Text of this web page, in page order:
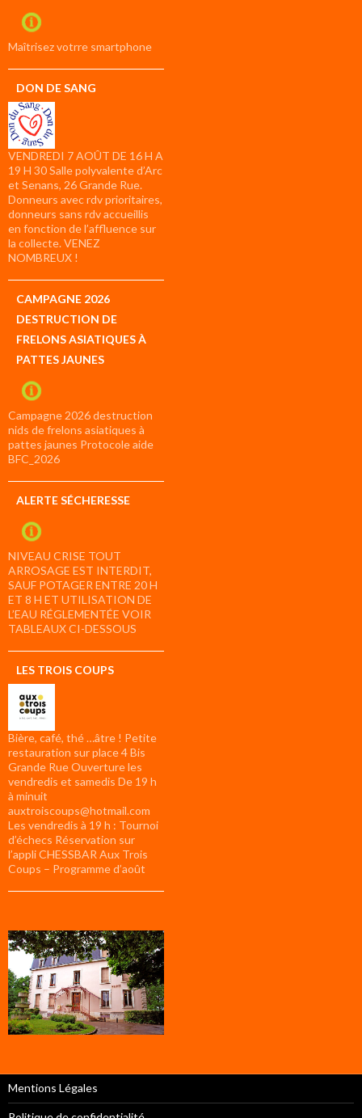
compte
Maîtrisez votrre smartphone
DON DE SANG
VENDREDI 7 AOÛT DE 16 H A
19 H 30 Salle polyvalente d’Arc
et Senans, 26 Grande Rue.
Donneurs avec rdv prioritaires,
donneurs sans rdv accueillis
en fonction de l’affluence sur
la collecte. VENEZ
NOMBREUX !
CAMPAGNE 2026
DESTRUCTION DE
FRELONS ASIATIQUES À
PATTES JAUNES
Campagne 2026 destruction
nids de frelons asiatiques à
pattes jaunes Protocole aide
BFC_2026
ALERTE SÉCHERESSE
NIVEAU CRISE TOUT
ARROSAGE EST INTERDIT,
SAUF POTAGER ENTRE 20 H
ET 8 H ET UTILISATION DE
L’EAU RÉGLEMENTÉE VOIR
TABLEAUX CI-DESSOUS
LES TROIS COUPS
Bière, café, thé …âtre ! Petite
restauration sur place 4 Bis
Grande Rue Ouverture les
vendredis et samedis De 19 h
à minuit
auxtroiscoups@hotmail.com
Les vendredis à 19 h : Tournoi
d’échecs Réservation sur
l’appli CHESSBAR Aux Trois
Coups – Programme d’août
Mentions Légales